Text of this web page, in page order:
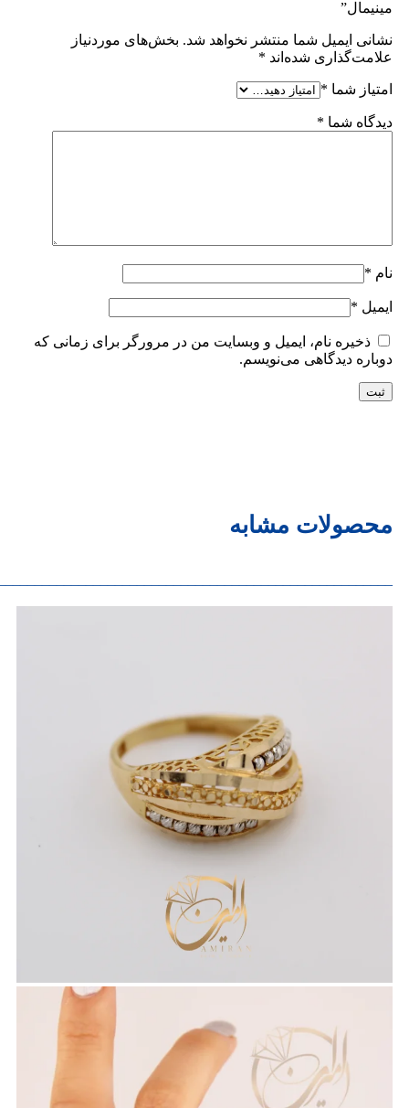
مینیمال”
نشانی ایمیل شما منتشر نخواهد شد. بخش‌های موردنیاز
علامت‌گذاری شده‌اند *
امتیاز شما *
دیدگاه شما *
نام *
ایمیل *
ذخیره نام، ایمیل و وبسایت من در مرورگر برای زمانی که
دوباره دیدگاهی می‌نویسم.
محصولات مشابه